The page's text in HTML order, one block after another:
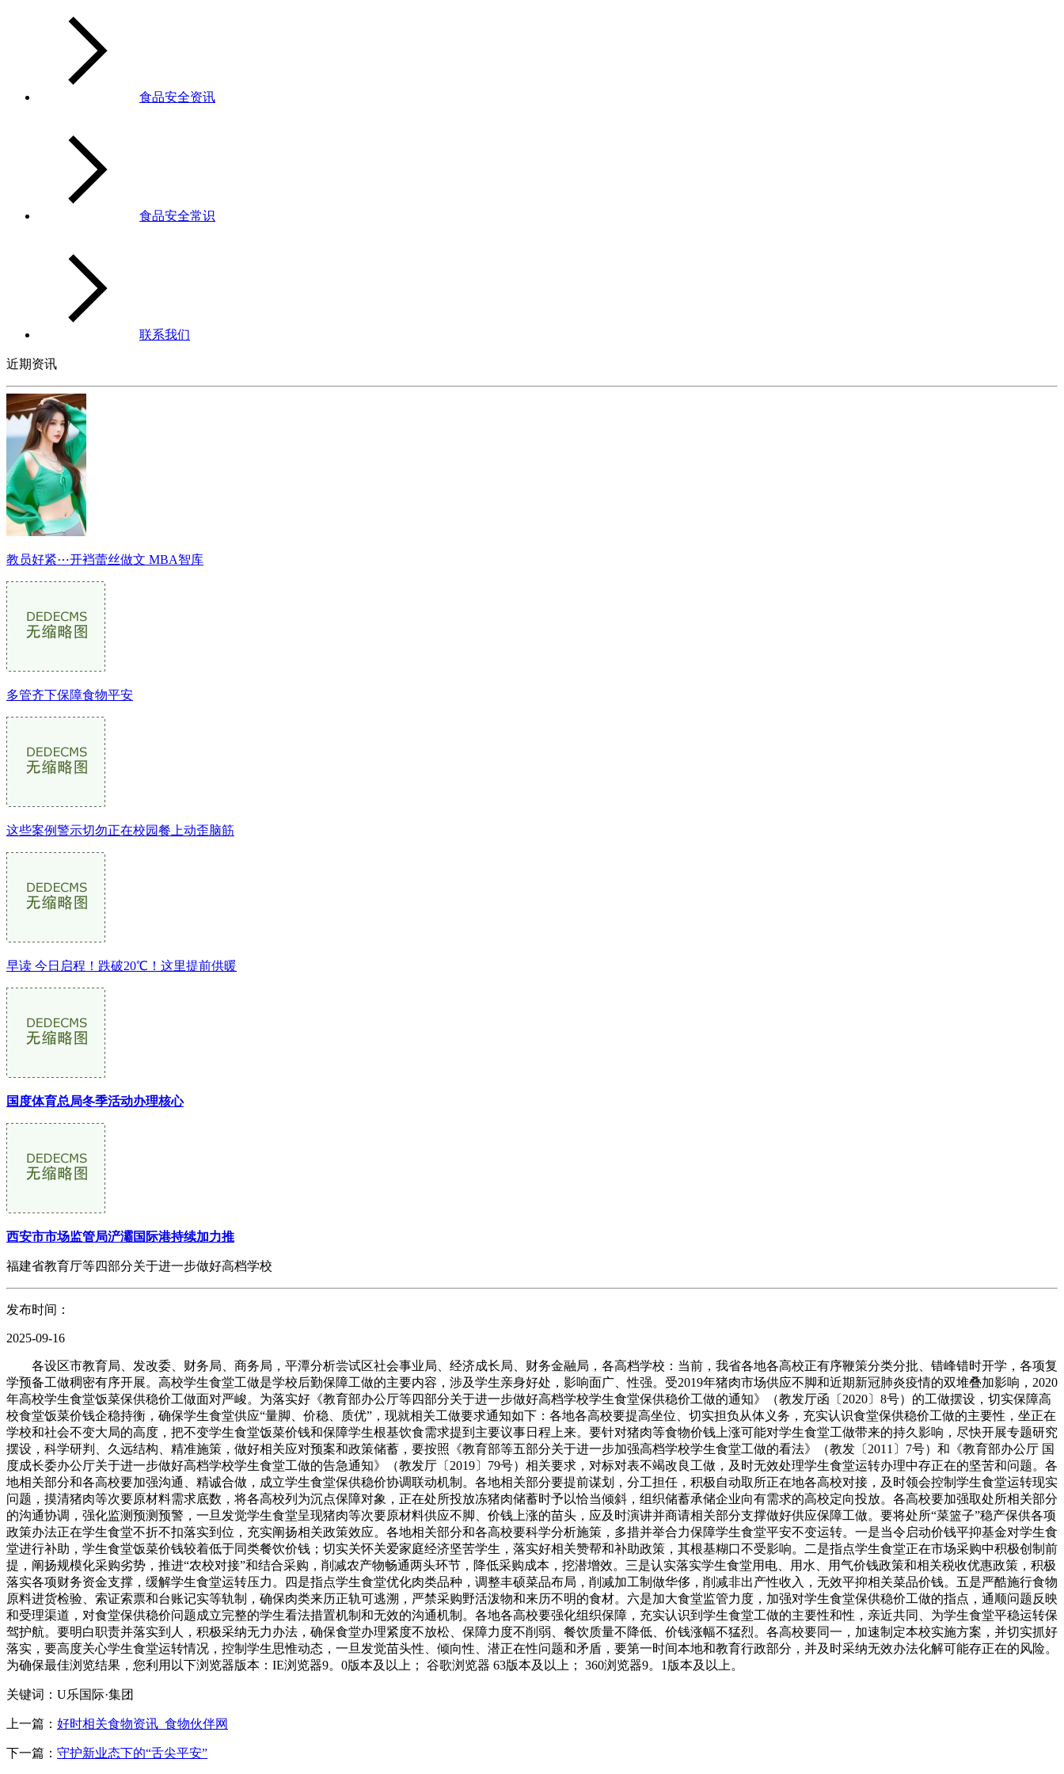
食品安全资讯
食品安全常识
联系我们
近期资讯
教员好紧⋯开裆蕾丝做文 MBA智库
多管齐下保障食物平安
这些案例警示切勿正在校园餐上动歪脑筋
早读 今日启程！跌破20℃！这里提前供暖
国度体育总局冬季活动办理核心
西安市市场监管局浐灞国际港持续加力推
福建省教育厅等四部分关于进一步做好高档学校
发布时间：
2025-09-16
各设区市教育局、发改委、财务局、商务局，平潭分析尝试区社会事业局、经济成长局、财务金融局，各高档学校：当前，我省各地各高校正有序鞭策分类分批、错峰错时开学，各项复
学预备工做稠密有序开展。高校学生食堂工做是学校后勤保障工做的主要内容，涉及学生亲身好处，影响面广、性强。受2019年猪肉市场供应不脚和近期新冠肺炎疫情的双堆叠加影响，2020
年高校学生食堂饭菜保供稳价工做面对严峻。为落实好《教育部办公厅等四部分关于进一步做好高档学校学生食堂保供稳价工做的通知》（教发厅函〔2020〕8号）的工做摆设，切实保障高
校食堂饭菜价钱企稳持衡，确保学生食堂供应“量脚、价稳、质优”，现就相关工做要求通知如下：各地各高校要提高坐位、切实担负从体义务，充实认识食堂保供稳价工做的主要性，坐正在
学校和社会不变大局的高度，把不变学生食堂饭菜价钱和保障学生根基饮食需求提到主要议事日程上来。要针对猪肉等食物价钱上涨可能对学生食堂工做带来的持久影响，尽快开展专题研究
摆设，科学研判、久远结构、精准施策，做好相关应对预案和政策储蓄，要按照《教育部等五部分关于进一步加强高档学校学生食堂工做的看法》（教发〔2011〕7号）和《教育部办公厅 国
度成长委办公厅关于进一步做好高档学校学生食堂工做的告急通知》（教发厅〔2019〕79号）相关要求，对标对表不竭改良工做，及时无效处理学生食堂运转办理中存正在的坚苦和问题。各
地相关部分和各高校要加强沟通、精诚合做，成立学生食堂保供稳价协调联动机制。各地相关部分要提前谋划，分工担任，积极自动取所正在地各高校对接，及时领会控制学生食堂运转现实
问题，摸清猪肉等次要原材料需求底数，将各高校列为沉点保障对象，正在处所投放冻猪肉储蓄时予以恰当倾斜，组织储蓄承储企业向有需求的高校定向投放。各高校要加强取处所相关部分
的沟通协调，强化监测预测预警，一旦发觉学生食堂呈现猪肉等次要原材料供应不脚、价钱上涨的苗头，应及时演讲并商请相关部分支撑做好供应保障工做。要将处所“菜篮子”稳产保供各项
政策办法正在学生食堂不折不扣落实到位，充实阐扬相关政策效应。各地相关部分和各高校要科学分析施策，多措并举合力保障学生食堂平安不变运转。一是当令启动价钱平抑基金对学生食
堂进行补助，学生食堂饭菜价钱较着低于同类餐饮价钱；切实关怀关爱家庭经济坚苦学生，落实好相关赞帮和补助政策，其根基糊口不受影响。二是指点学生食堂正在市场采购中积极创制前
提，阐扬规模化采购劣势，推进“农校对接”和结合采购，削减农产物畅通两头环节，降低采购成本，挖潜增效。三是认实落实学生食堂用电、用水、用气价钱政策和相关税收优惠政策，积极
落实各项财务资金支撑，缓解学生食堂运转压力。四是指点学生食堂优化肉类品种，调整丰硕菜品布局，削减加工制做华侈，削减非出产性收入，无效平抑相关菜品价钱。五是严酷施行食物
原料进货检验、索证索票和台账记实等轨制，确保肉类来历正轨可逃溯，严禁采购野活泼物和来历不明的食材。六是加大食堂监管力度，加强对学生食堂保供稳价工做的指点，通顺问题反映
和受理渠道，对食堂保供稳价问题成立完整的学生看法措置机制和无效的沟通机制。各地各高校要强化组织保障，充实认识到学生食堂工做的主要性和性，亲近共同、为学生食堂平稳运转保
驾护航。要明白职责并落实到人，积极采纳无力办法，确保食堂办理紧度不放松、保障力度不削弱、餐饮质量不降低、价钱涨幅不猛烈。各高校要同一，加速制定本校实施方案，并切实抓好
落实，要高度关心学生食堂运转情况，控制学生思惟动态，一旦发觉苗头性、倾向性、潜正在性问题和矛盾，要第一时间本地和教育行政部分，并及时采纳无效办法化解可能存正在的风险。
为确保最佳浏览结果，您利用以下浏览器版本：IE浏览器9。0版本及以上； 谷歌浏览器 63版本及以上； 360浏览器9。1版本及以上。
关键词：U乐国际·集团
上一篇： 好时相关食物资讯_食物伙伴网
下一篇： 守护新业态下的“舌尖平安”